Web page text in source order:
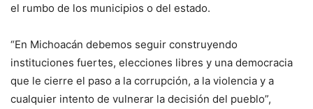
el rumbo de los municipios o del estado.
“En Michoacán debemos seguir construyendo
instituciones fuertes, elecciones libres y una democracia
que le cierre el paso a la corrupción, a la violencia y a
cualquier intento de vulnerar la decisión del pueblo”,